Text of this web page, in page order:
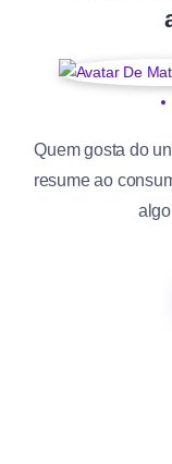
Quem gosta do
resume ao